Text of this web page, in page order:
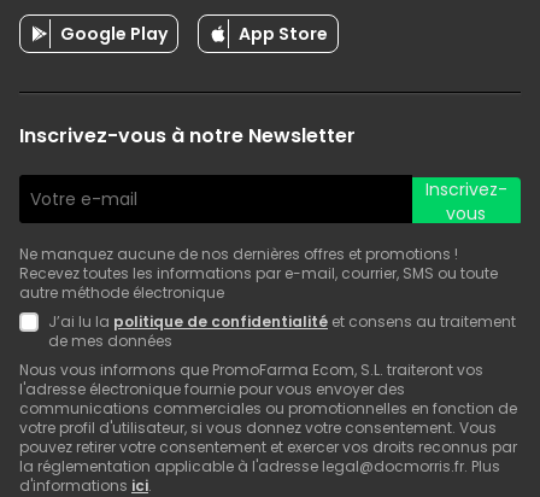
Google Play App Store
Inscrivez-vous à notre Newsletter
Inscrivez-
vous
Ne manquez aucune de nos dernières offres et promotions !
Recevez toutes les informations par e-mail, courrier, SMS ou toute
autre méthode électronique
J’ai lu la politique de confidentialité et consens au traitement
de mes données
Nous vous informons que PromoFarma Ecom, S.L. traiteront vos
l'adresse électronique fournie pour vous envoyer des
communications commerciales ou promotionnelles en fonction de
votre profil d'utilisateur, si vous donnez votre consentement. Vous
pouvez retirer votre consentement et exercer vos droits reconnus par
la réglementation applicable à l'adresse legal@docmorris.fr. Plus
d'informations ici.